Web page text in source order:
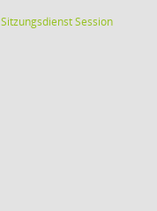
SitzungsdienstSession(Wird in